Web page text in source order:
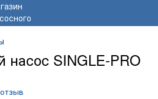
SINGLE-PRO